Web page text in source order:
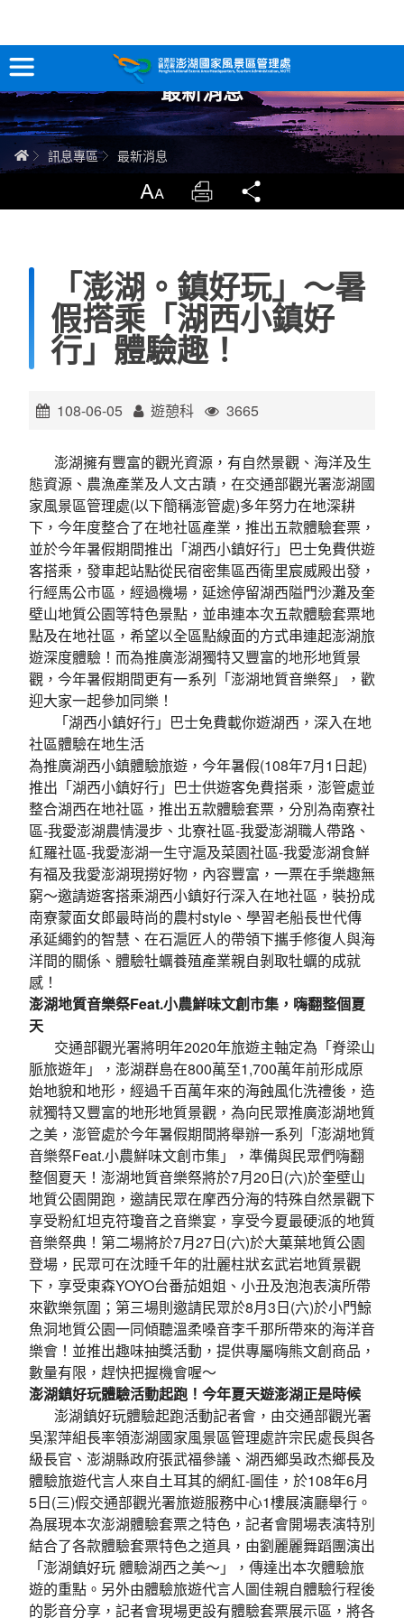
跳
到
主
要
內
容
訊息專區
關於澎湖
智慧觀光情報站
永續旅遊
RSS 臉書粉絲團
首長信箱 English
日本語 Tiếng Việt
ไทย Bahasa indonesia
最新消息
首頁訊息專區 最新消息
放大 列印
「澎湖。鎮好玩」～暑
假搭乘「湖西小鎮好
行」體驗趣！
108-06-05 遊憩科 3665
澎湖擁有豐富的觀光資源，有自然景觀、海洋及生
態資源、農漁產業及人文古蹟，在交通部觀光署澎湖國
家風景區管理處(以下簡稱澎管處)多年努力在地深耕
下，今年度整合了在地社區產業，推出五款體驗套票，
並於今年暑假期間推出「湖西小鎮好行」巴士免費供遊
客搭乘，發車起站點從民宿密集區西衛里宸威殿出發，
行經馬公市區，經過機場，延途停留湖西隘門沙灘及奎
壁山地質公園等特色景點，並串連本次五款體驗套票地
點及在地社區，希望以全區點線面的方式串連起澎湖旅
遊深度體驗！而為推廣澎湖獨特又豐富的地形地質景
觀，今年暑假期間更有一系列「澎湖地質音樂祭」，歡
迎大家一起參加同樂！
「湖西小鎮好行」巴士免費載你遊湖西，深入在地
社區體驗在地生活
為推廣湖西小鎮體驗旅遊，今年暑假(108年7月1日起)
推出「湖西小鎮好行」巴士供遊客免費搭乘，澎管處並
整合湖西在地社區，推出五款體驗套票，分別為南寮社
區-我愛澎湖農情漫步、北寮社區-我愛澎湖職人帶路、
紅羅社區-我愛澎湖一生守滬及菜園社區-我愛澎湖食鮮
有福及我愛澎湖現撈好物，內容豐富，一票在手樂趣無
窮～邀請遊客搭乘湖西小鎮好行深入在地社區，裝扮成
南寮蒙面女郎最時尚的農村style、學習老船長世代傳
承延繩釣的智慧、在石滬匠人的帶領下攜手修復人與海
洋間的關係、體驗牡蠣養殖產業親自剝取牡蠣的成就
感！
澎湖地質音樂祭Feat.小農鮮味文創市集，嗨翻整個夏
天
交通部觀光署將明年2020年旅遊主軸定為「脊梁山
脈旅遊年」，澎湖群島在800萬至1,700萬年前形成原
始地貌和地形，經過千百萬年來的海蝕風化洗禮後，造
就獨特又豐富的地形地質景觀，為向民眾推廣澎湖地質
之美，澎管處於今年暑假期間將舉辦一系列「澎湖地質
音樂祭Feat.小農鮮味文創市集」，準備與民眾們嗨翻
整個夏天！澎湖地質音樂祭將於7月20日(六)於奎壁山
地質公園開跑，邀請民眾在摩西分海的特殊自然景觀下
享受粉紅坦克符瓊音之音樂宴，享受今夏最硬派的地質
音樂祭典！第二場將於7月27日(六)於大菓葉地質公園
登場，民眾可在沈睡千年的壯麗柱狀玄武岩地質景觀
下，享受東森YOYO台番茄姐姐、小丑及泡泡表演所帶
來歡樂氛圍；第三場則邀請民眾於8月3日(六)於小門鯨
魚洞地質公園一同傾聽溫柔嗓音李千那所帶來的海洋音
樂會！並推出趣味抽獎活動，提供專屬嗨熊文創商品，
數量有限，趕快把握機會喔～
澎湖鎮好玩體驗活動起跑！今年夏天遊澎湖正是時候
澎湖鎮好玩體驗起跑活動記者會，由交通部觀光署
吳潔萍組長率領澎湖國家風景區管理處許宗民處長與各
級長官、澎湖縣政府張武福參議、湖西鄉吳政杰鄉長及
體驗旅遊代言人來自土耳其的網紅-圖佳，於108年6月
5日(三)假交通部觀光署旅遊服務中心1樓展演廳舉行。
為展現本次澎湖體驗套票之特色，記者會開場表演特別
結合了各款體驗套票特色之道具，由劉麗麗舞蹈團演出
「澎湖鎮好玩 體驗湖西之美～」，傳達出本次體驗旅
遊的重點。另外由體驗旅遊代言人圖佳親自體驗行程後
的影音分享，記者會現場更設有體驗套票展示區，將各